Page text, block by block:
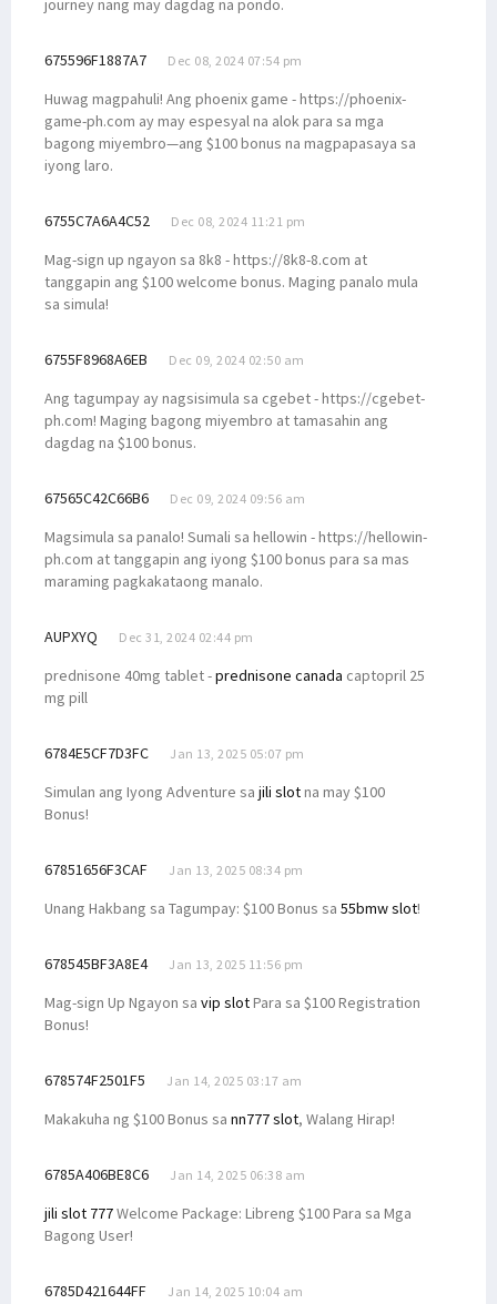
journey nang may dagdag na pondo.
675596F1887A7 Dec 08, 2024 07:54 pm
Huwag magpahuli! Ang phoenix game - https://phoenix-
game-ph.com ay may espesyal na alok para sa mga
bagong miyembro—ang $100 bonus na magpapasaya sa
iyong laro.
6755C7A6A4C52 Dec 08, 2024 11:21 pm
Mag-sign up ngayon sa 8k8 - https://8k8-8.com at
tanggapin ang $100 welcome bonus. Maging panalo mula
sa simula!
6755F8968A6EB Dec 09, 2024 02:50 am
Ang tagumpay ay nagsisimula sa cgebet - https://cgebet-
ph.com! Maging bagong miyembro at tamasahin ang
dagdag na $100 bonus.
67565C42C66B6 Dec 09, 2024 09:56 am
Magsimula sa panalo! Sumali sa hellowin - https://hellowin-
ph.com at tanggapin ang iyong $100 bonus para sa mas
maraming pagkakataong manalo.
AUPXYQ Dec 31, 2024 02:44 pm
prednisone 40mg tablet -prednisone canada captopril 25
mg pill
6784E5CF7D3FC Jan 13, 2025 05:07 pm
Simulan ang Iyong Adventure sa jili slotna may $100
Bonus!
67851656F3CAF Jan 13, 2025 08:34 pm
Unang Hakbang sa Tagumpay: $100 Bonus sa 55bmw slot!
678545BF3A8E4 Jan 13, 2025 11:56 pm
Mag-sign Up Ngayon sa vip slotPara sa $100 Registration
Bonus!
678574F2501F5 Jan 14, 2025 03:17 am
Makakuha ng $100 Bonus sa nn777 slot, Walang Hirap!
6785A406BE8C6 Jan 14, 2025 06:38 am
jili slot 777Welcome Package: Libreng $100 Para sa Mga
Bagong User!
6785D421644FF Jan 14, 2025 10:04 am